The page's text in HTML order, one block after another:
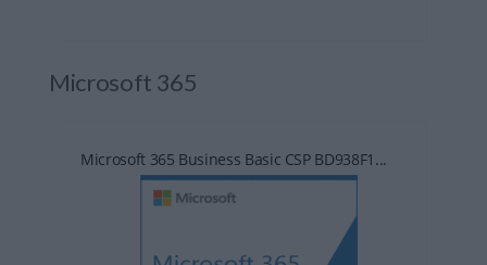
Microsoft 365
Microsoft 365 Business Basic CSP BD938F1...